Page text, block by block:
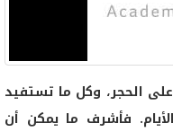
الحجر، وكل ما تستفيد
فأشرف ما يمكن أن